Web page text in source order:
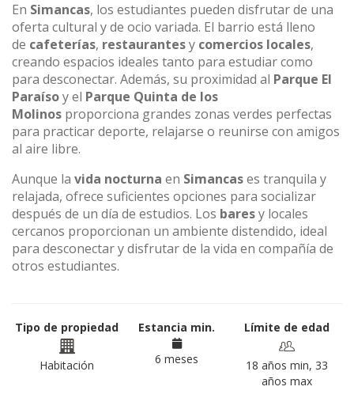
En Simancas, los estudiantes pueden disfrutar de una
oferta cultural y de ocio variada. El barrio está lleno
de cafeterías, restaurantesy comercios locales,
creando espacios ideales tanto para estudiar como
para desconectar. Además, su proximidad al Parque El
Paraísoy el Parque Quinta de los
Molinos proporciona grandes zonas verdes perfectas
para practicar deporte, relajarse o reunirse con amigos
al aire libre.
Aunque la vida nocturna en Simancases tranquila y
relajada, ofrece suficientes opciones para socializar
después de un día de estudios. Los baresy locales
cercanos proporcionan un ambiente distendido, ideal
para desconectar y disfrutar de la vida en compañía de
otros estudiantes.
Tipo de propiedad
Habitación
Estancia min.
6 meses
Límite de edad
18 años min, 33
años max